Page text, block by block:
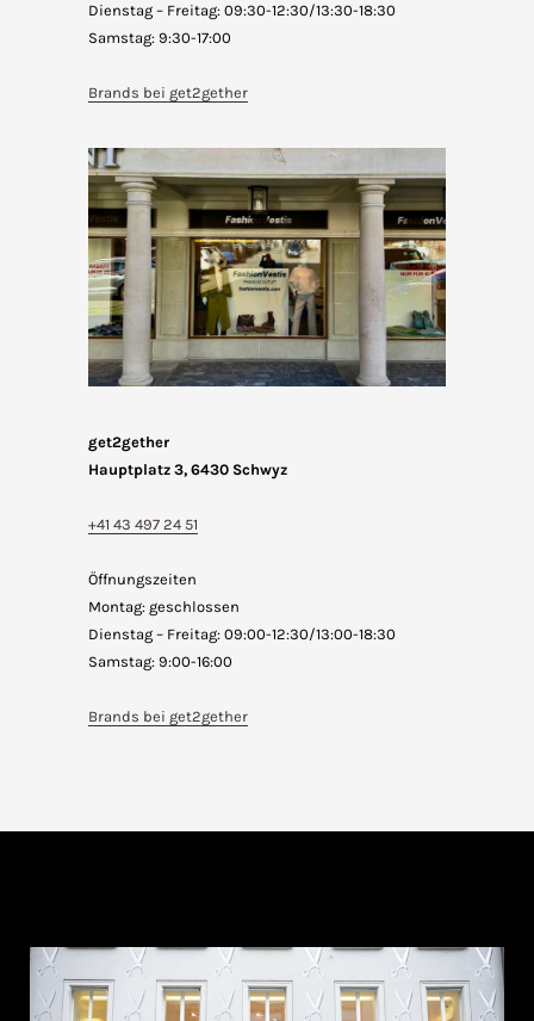
Dienstag – Freitag: 09:30-12:30/13:30-18:30
Samstag: 9:30-17:00
Brands bei get2gether
get2gether
Hauptplatz 3, 6430 Schwyz
+41 43 497 24 51
Öffnungszeiten
Montag: geschlossen
Dienstag – Freitag: 09:00-12:30/13:00-18:30
Samstag: 9:00-16:00
Brands bei get2gether